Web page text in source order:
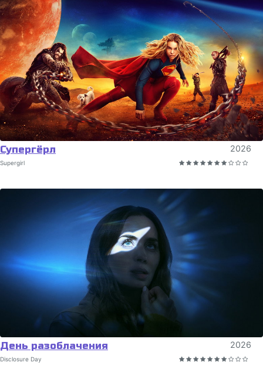
Супергёрл 2026
Supergirl
День разоблачения 2026
Disclosure Day